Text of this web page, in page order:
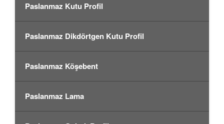
Paslanmaz Kutu Profil
Paslanmaz Dikdörtgen Kutu Profil
Paslanmaz Köşebent
Paslanmaz Lama